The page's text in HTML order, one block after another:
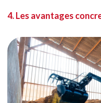
4. Les avantages